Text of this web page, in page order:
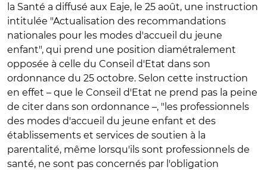
la Santé a diffusé aux Eaje, le 25 août, une instruction
intitulée "Actualisation des recommandations
nationales pour les modes d'accueil du jeune
enfant", qui prend une position diamétralement
opposée à celle du Conseil d'Etat dans son
ordonnance du 25 octobre. Selon cette instruction
en effet – que le Conseil d'Etat ne prend pas la peine
de citer dans son ordonnance –, "les professionnels
des modes d'accueil du jeune enfant et des
établissements et services de soutien à la
parentalité, même lorsqu'ils sont professionnels de
santé, ne sont pas concernés par l'obligation